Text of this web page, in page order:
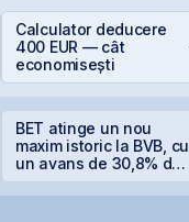
Calculator deducere
400 EUR — cât
economisești
BET atinge un nou
maxim istoric la BVB, cu
un avans de 30,8% de